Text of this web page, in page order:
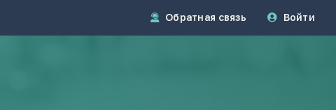
Обратная связь Войти